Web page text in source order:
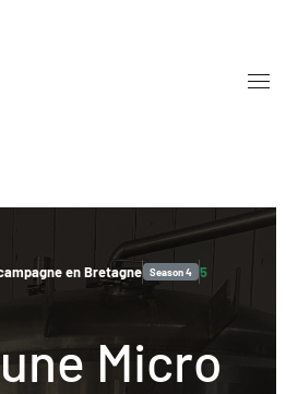
en Bretagne Season4 5
Micro